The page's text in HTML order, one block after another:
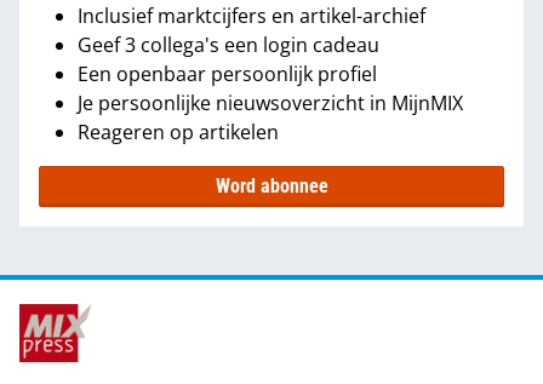
Inclusief marktcijfers en artikel-archief
Geef 3 collega's een login cadeau
Een openbaar persoonlijk profiel
Je persoonlijke nieuwsoverzicht in MijnMIX
Reageren op artikelen
Word abonnee